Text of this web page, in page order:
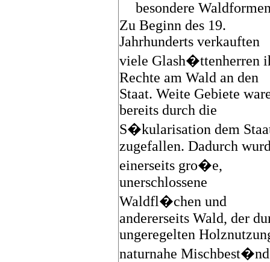
besondere
Zu Beginn des 19.
Jahrhunderts verkauften
viele Glash�ttenherren
Rechte am Wald an den
Staat. Weite Gebiete
bereits durch die
S�kularisation dem
zugefallen. Dadurch
einerseits gro�e,
unerschlossene
Waldfl�chen und
andererseits Wald, der
ungeregelten
naturnahe